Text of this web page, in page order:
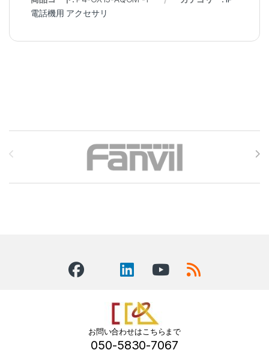
電話機用 アクセサリ
Brands Carousel
お問い合わせはこちらまで
050-5830-7067